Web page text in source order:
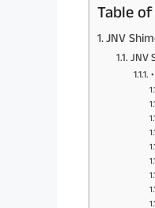
Table
JNV